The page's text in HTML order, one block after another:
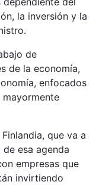
la inversión y la
de
de la economía,
enfocados
mayormente
que va a
esa agenda
empresas que
invirtiendo